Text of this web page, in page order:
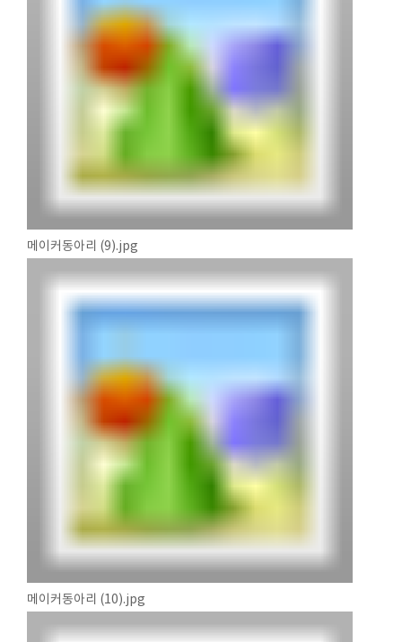
메이커동아리 (9).jpg
메이커동아리 (10).jpg